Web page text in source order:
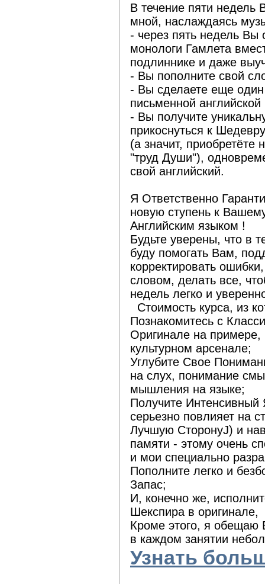
В течение пяти недель
мной, наслаждаясь
- через пять недель Вы
монологи Гамлета
подлиннике и даже
- Вы пополните свой
- Вы сделаете еще
письменной английской
- Вы получите
прикоснуться к
(а значит,
"труд Души"),
свой английский.
Я Ответственно
новую ступень к
Английским языком !
Будьте уверены, что в
буду помогать Вам,
корректировать
словом, делать все,
недель легко и
Стоимость курса, из
Познакомитесь с
Оригинале на
культурном арсенале;
Углубите Свое
на слух, понимание
мышления на языке;
Получите
серьезно повлияет на
Лучшую СторонуJ) и
памяти - этому очень
и мои специально
Пополните легко и
Запас;
И, конечно же,
Шекспира в оригинале,
Кроме этого, я обещаю
в каждом занятии
Узнать